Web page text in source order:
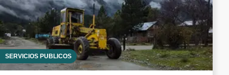
SERVICIOS PÚBLICOS